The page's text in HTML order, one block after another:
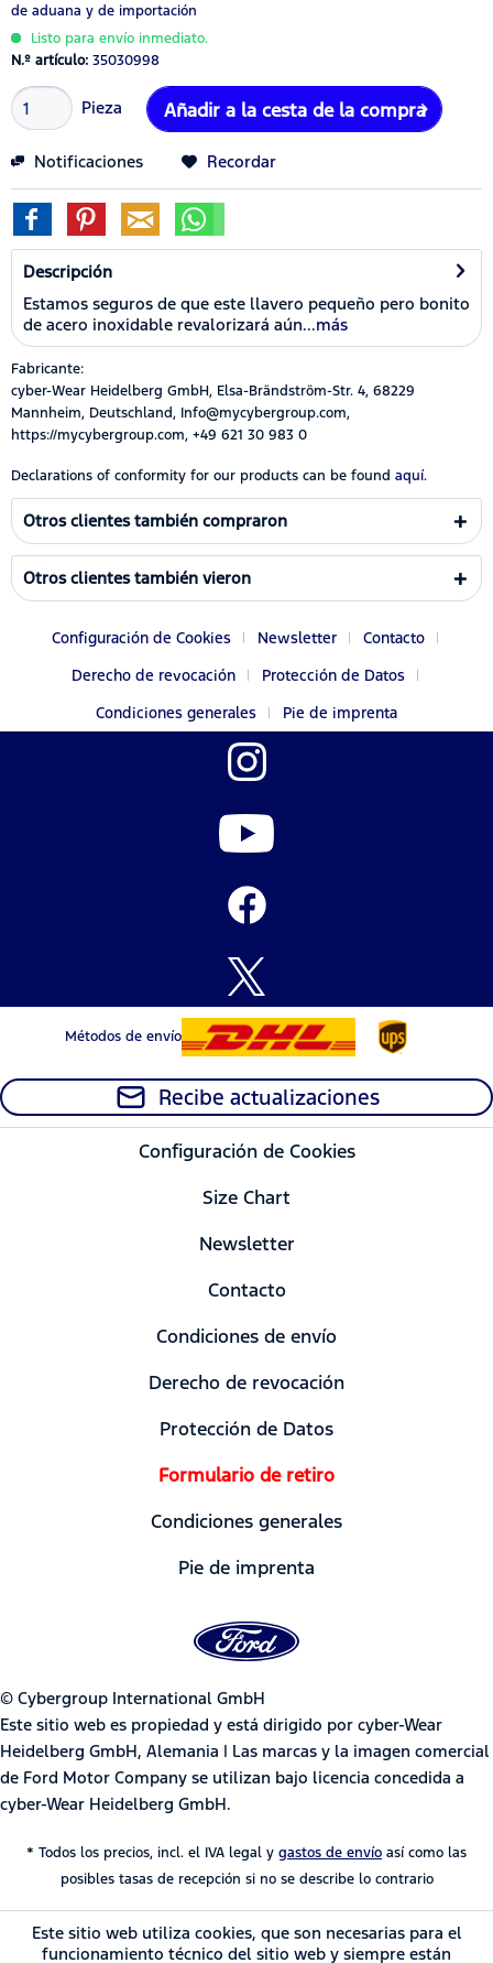
de aduana y de importación
Listo para envío inmediato.
N.º artículo: 35030998
Pieza Añadir a la cesta de la compra
Notificaciones Recordar
Descripción
Estamos seguros de que este llavero pequeño pero bonito
de acero inoxidable revalorizará aún...más
Fabricante:
cyber-Wear Heidelberg GmbH, Elsa-Brändström-Str. 4, 68229
Mannheim, Deutschland, Info@mycybergroup.com,
https://mycybergroup.com, +49 621 30 983 0
Declarations of conformity for our products can be found aquí.
Otros clientes también compraron
Otros clientes también vieron
Configuración de Cookies Newsletter
Contacto
Derecho de revocación
Protección de Datos
Condiciones generales
Pie de imprenta
Métodos de envío
Recibe actualizaciones
Configuración de Cookies
Size Chart
Newsletter
Contacto
Condiciones de envío
Derecho de revocación
Protección de Datos
Formulario de retiro
Condiciones generales
Pie de imprenta
© Cybergroup International GmbH
Este sitio web es propiedad y está dirigido por cyber-Wear
Heidelberg GmbH, Alemania | Las marcas y la imagen comercial
de Ford Motor Company se utilizan bajo licencia concedida a
cyber-Wear Heidelberg GmbH.
* Todos los precios, incl. el IVA legal y gastos de envío así como las
posibles tasas de recepción si no se describe lo contrario
Este sitio web utiliza cookies, que son necesarias para el
funcionamiento técnico del sitio web y siempre están